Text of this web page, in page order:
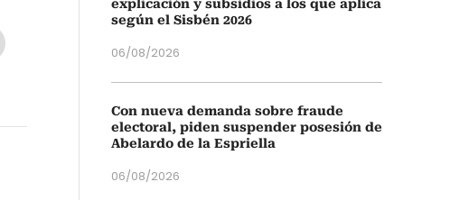
explicación y subsidios a los que aplica
según el Sisbén 2026
06/08/2026
Con nueva demanda sobre fraude
electoral, piden suspender posesión de
Abelardo de la Espriella
06/08/2026